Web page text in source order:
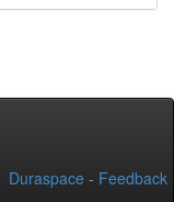
Duraspace - Feedback